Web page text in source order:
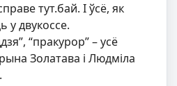
тут.бай. І ўсё, як
у двукоссе.
“пракурор” – усё
Золатава і Людміла